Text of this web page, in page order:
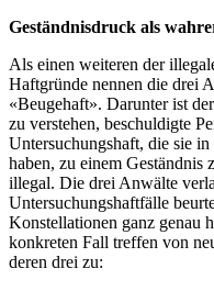
Geständnisdruck als
Als einen weiteren der
Haftgründe nennen die drei
«Beugehaft». Darunter ist
zu verstehen, beschuldigte
Untersuchungshaft, die sie
haben, zu einem Geständnis
illegal. Die drei Anwälte
Untersuchungshaftfälle
Konstellationen ganz genau
konkreten Fall treffen von
deren drei zu: